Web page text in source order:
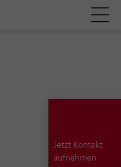
Jetzt Kontakt
aufnehmen